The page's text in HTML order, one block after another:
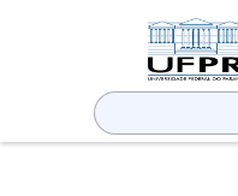
Pesquisar
por: